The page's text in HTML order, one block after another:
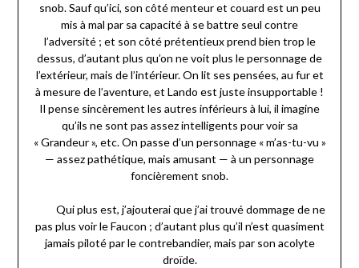
snob. Sauf qu’ici, son côté menteur et couard est un peu
mis à mal par sa capacité à se battre seul contre
l’adversité ; et son côté prétentieux prend bien trop le
dessus, d’autant plus qu’on ne voit plus le personnage de
l’extérieur, mais de l’intérieur. On lit ses pensées, au fur et
à mesure de l’aventure, et Lando est juste insupportable !
Il pense sincèrement les autres inférieurs à lui, il imagine
qu’ils ne sont pas assez intelligents pour voir sa
« Grandeur », etc. On passe d’un personnage « m’as-tu-vu »
— assez pathétique, mais amusant — à un personnage
foncièrement snob.
Qui plus est, j’ajouterai que j’ai trouvé dommage de ne
pas plus voir le Faucon ; d’autant plus qu’il n’est quasiment
jamais piloté par le contrebandier, mais par son acolyte
droïde.